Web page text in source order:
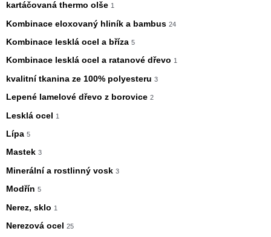
kartáčovaná thermo olše 1
Kombinace eloxovaný hliník a bambus 24
Kombinace lesklá ocel a bříza 5
Kombinace lesklá ocel a ratanové dřevo 1
kvalitní tkanina ze 100% polyesteru 3
Lepené lamelové dřevo z borovice 2
Lesklá ocel 1
Lípa 5
Mastek 3
Minerální a rostlinný vosk 3
Modřín 5
Nerez, sklo 1
Nerezová ocel 25